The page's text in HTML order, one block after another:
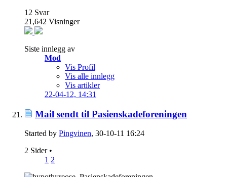
12 Svar
21,642 Visninger
Siste innlegg av
Mod
Vis Profil
Vis alle innlegg
Vis artikler
22-04-12, 14:31
Mail sendt til Pasienskadeforeningen
Started by Pingvinen, 30-10-11 16:24
2 Sider •
1 2